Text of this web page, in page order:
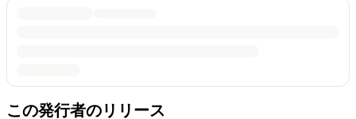
この発行者のリリース